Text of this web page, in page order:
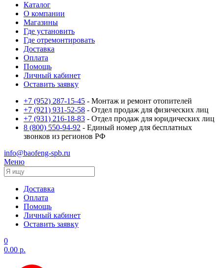
Каталог
О компании
Магазины
Где установить
Где отремонтировать
Доставка
Оплата
Помощь
Личный кабинет
Оставить заявку
+7 (952) 287-15-45 - Монтаж и ремонт отопителей
+7 (921) 931-52-58 - Отдел продаж для физических лиц
+7 (931) 216-18-83 - Отдел продаж для юридических лиц
8 (800) 550-94-92 - Единый номер для бесплатных
звонков из регионов РФ
info@baofeng-spb.ru
Меню
Доставка
Оплата
Помощь
Личный кабинет
Оставить заявку
0
0.00 р.